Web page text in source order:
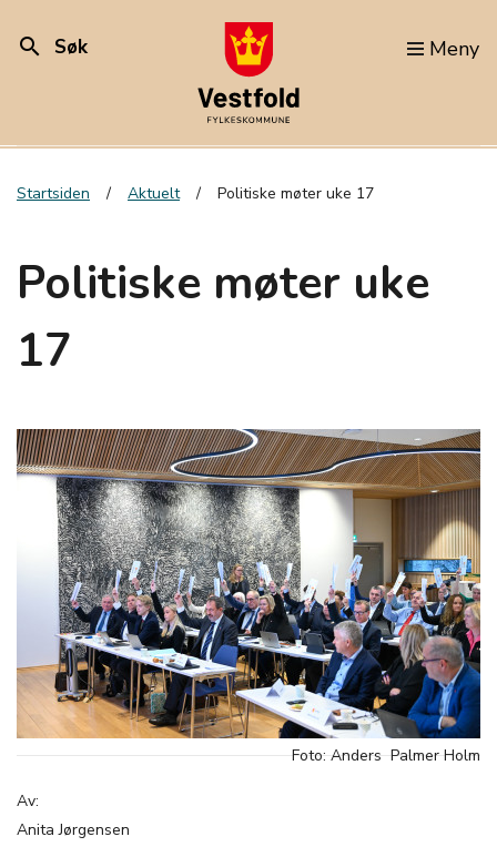
search Søk Meny
Startsiden Aktuelt Politiske møter uke 17
Politiske møter uke
17
Foto: Anders Palmer Holm
Av:
Anita Jørgensen